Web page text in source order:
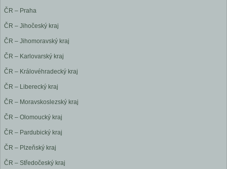
ČR – Praha
ČR – Jihočeský kraj
ČR – Jihomoravský kraj
ČR – Karlovarský kraj
ČR – Královéhradecký kraj
ČR – Liberecký kraj
ČR – Moravskoslezský kraj
ČR – Olomoucký kraj
ČR – Pardubický kraj
ČR – Plzeňský kraj
ČR – Středočeský kraj